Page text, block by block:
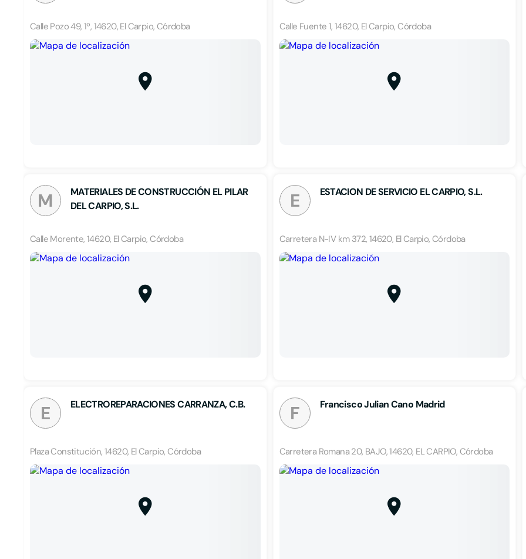
Calle Pozo 49, 1º, 14620, El Carpio, Córdoba Calle Fuente 1, 14620, El Carpio, Córdoba
M
MATERIALES DE CONSTRUCCIÓN EL PILAR
DEL CARPIO, S.L.
Calle Morente, 14620, El Carpio, Córdoba
E ESTACION DE SERVICIO EL CARPIO, S.L.
Carretera N-IV km 372, 14620, El Carpio, Córdoba
E ELECTROREPARACIONES CARRANZA, C.B.
Plaza Constitución, 14620, El Carpio, Córdoba
F Francisco Julian Cano Madrid
Carretera Romana 20, BAJO, 14620, EL CARPIO, Córdoba